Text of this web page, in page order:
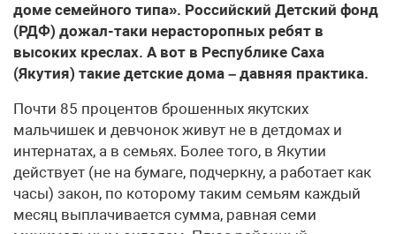
доме семейного типа». Российский Детский фонд
(РДФ) дожал-таки нерасторопных ребят в
высоких креслах. А вот в Республике Саха
(Якутия) такие детские дома – давняя практика.
Почти 85 процентов брошенных якутских
мальчишек и девчонок живут не в детдомах и
интернатах, а в семьях. Более того, в Якутии
действует (не на бумаге, подчеркну, а работает как
часы) закон, по которому таким семьям каждый
месяц выплачивается сумма, равная семи